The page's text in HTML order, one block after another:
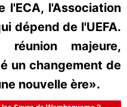
l'ECA, l'Association
dépend de l'UEFA.
majeure,
un changement de
nouvelle ère».